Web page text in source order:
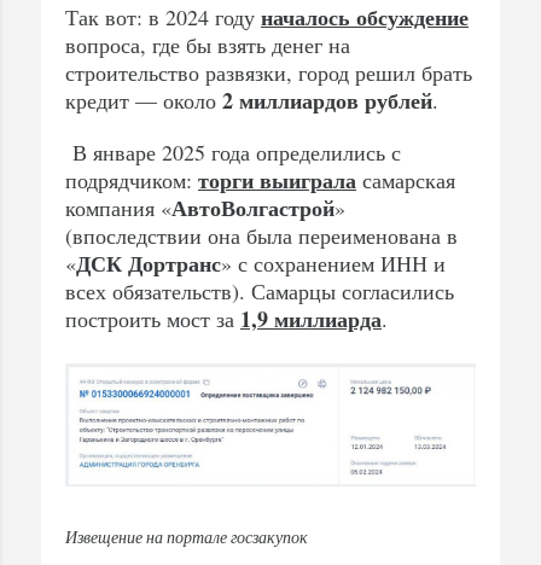
Так вот: в 2024 году началось обсуждение
вопроса, где бы взять денег на
строительство развязки, город решил брать
кредит — около 2 миллиардов рублей.
В январе 2025 года определились с
подрядчиком: торги выиграла самарская
компания «АвтоВолгастрой»
(впоследствии она была переименована в
«ДСК Дортранс» с сохранением ИНН и
всех обязательств). Самарцы согласились
построить мост за 1,9 миллиарда.
Извещение на портале госзакупок